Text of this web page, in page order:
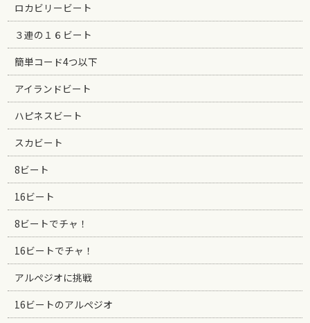
ロカビリービート
３連の１６ビート
簡単コード4つ以下
アイランドビート
ハピネスビート
スカビート
8ビート
16ビート
8ビートでチャ！
16ビートでチャ！
アルペジオに挑戦
16ビートのアルペジオ